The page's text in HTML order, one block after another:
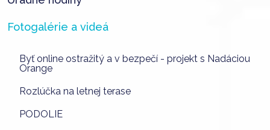
Fotogalérie a videá
Byť online ostražitý a v bezpečí - projekt s Nadáciou
Orange
Rozlúčka na letnej terase
PODOLIE